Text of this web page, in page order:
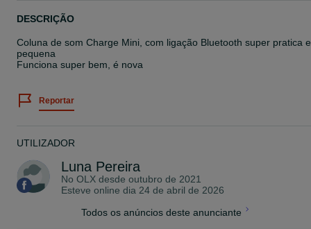
DESCRIÇÃO
Coluna de som Charge Mini, com ligação Bluetooth super pratica e
pequena
Funciona super bem, é nova
Reportar
UTILIZADOR
Luna Pereira
No OLX desde outubro de 2021
Esteve online dia 24 de abril de 2026
Todos os anúncios deste anunciante